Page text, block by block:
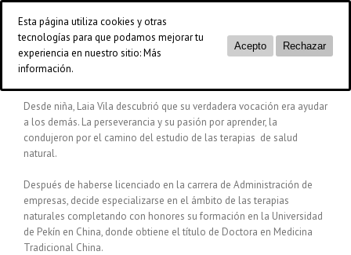
Saltar
contenido
Desde niña, Laia Vila descubrió que su verdadera vocación era ayudar
a los demás. La perseverancia y su pasión por aprender, la
condujeron por el camino del estudio de las terapias de salud
natural.
Después de haberse licenciado en la carrera de Administración de
empresas, decide especializarse en el ámbito de las terapias
naturales completando con honores su formación en la Universidad
de Pekín en China, donde obtiene el título de Doctora en Medicina
Tradicional China.
Esta página utiliza cookies y otras
tecnologías para que podamos mejorar tu
experiencia en nuestro sitio:Más
información.
Acepto Rechazar